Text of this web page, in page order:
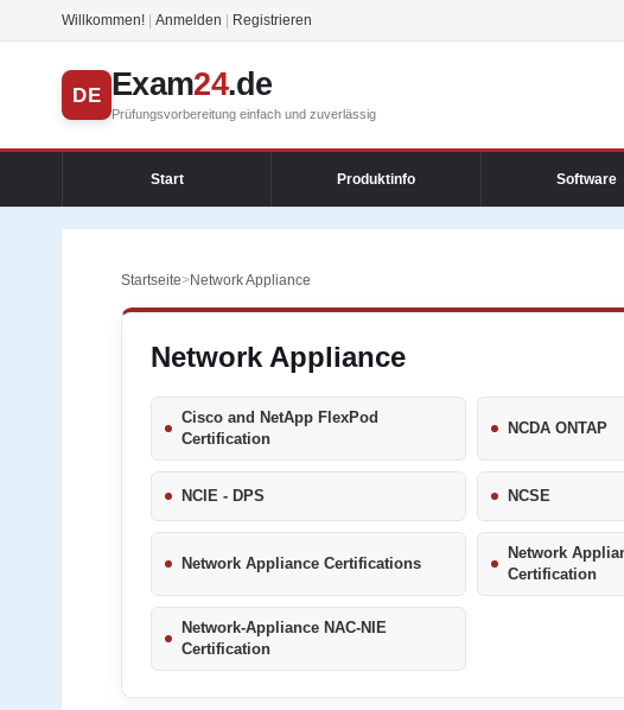
Willkommen! Anmelden Registrieren
DE Exam24.de
Prüfungsvorbereitung einfach und zuverlässig
Start Produktinfo Software
Startseite>Network Appliance
Network Appliance
Cisco and NetApp FlexPod
Certification
NCDA ONTAP
NCIE - DPS NCSE
Network Appliance Certifications
Network
Certification
Network-Appliance NAC-NIE
Certification